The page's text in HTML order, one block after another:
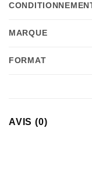
MARQUE
FORMAT
AVIS (0)